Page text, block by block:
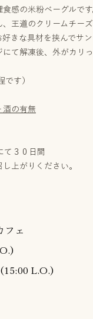
感の米粉ベーグルです
、王道のクリームチー
きな具材を挟んでサ
にて解凍後、外がカリ
です）
酒の有無
て３０日間
上がりください。
フェ
L.O.)